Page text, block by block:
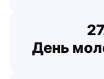
День